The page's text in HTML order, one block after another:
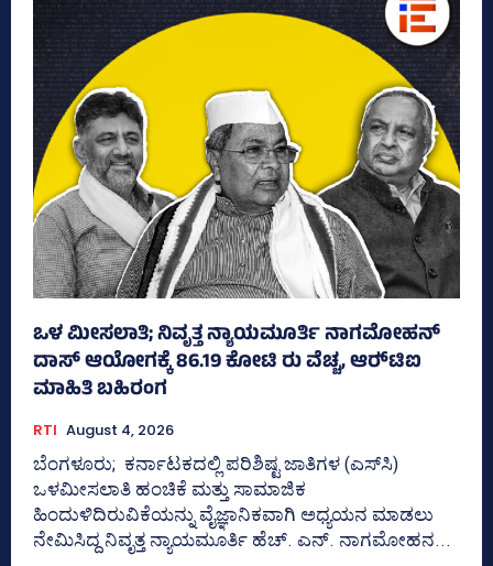
ಒಳ ಮೀಸಲಾತಿ; ನಿವೃತ್ತ ನ್ಯಾಯಮೂರ್ತಿ ನಾಗಮೋಹನ್
ದಾಸ್ ಆಯೋಗಕ್ಕೆ 86.19 ಕೋಟಿ ರು ವೆಚ್ಚ, ಆರ್‍‌ಟಿಐ
ಮಾಹಿತಿ ಬಹಿರಂಗ
RTI August 4, 2026
ಬೆಂಗಳೂರು; ಕರ್ನಾಟಕದಲ್ಲಿ ಪರಿಶಿಷ್ಟ ಜಾತಿಗಳ (ಎಸ್‌ಸಿ)
ಒಳಮೀಸಲಾತಿ ಹಂಚಿಕೆ ಮತ್ತು ಸಾಮಾಜಿಕ
ಹಿಂದುಳಿದಿರುವಿಕೆಯನ್ನು ವೈಜ್ಞಾನಿಕವಾಗಿ ಅಧ್ಯಯನ ಮಾಡಲು
ನೇಮಿಸಿದ್ದ ನಿವೃತ್ತ ನ್ಯಾಯಮೂರ್ತಿ ಹೆಚ್. ಎನ್. ನಾಗಮೋಹನ...